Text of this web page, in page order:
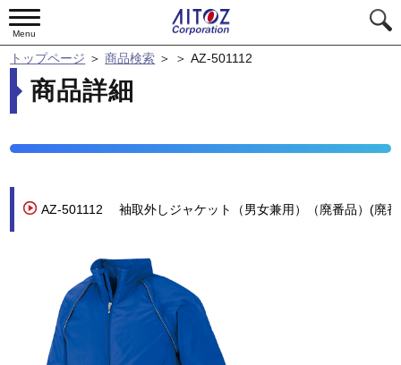
Menu
トップページ ＞商品検索 ＞ ＞AZ-501112
商品詳細
AZ-501112 袖取外しジャケット（男女兼用）（廃番品）(廃